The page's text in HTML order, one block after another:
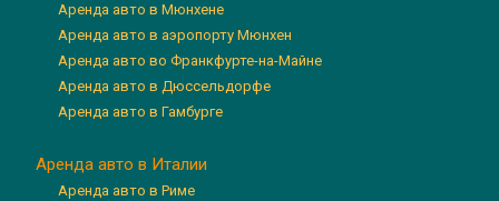
Аренда авто в Мюнхене
Аренда авто в аэропорту Мюнхен
Аренда авто во Франкфурте-на-Майне
Аренда авто в Дюссельдорфе
Аренда авто в Гамбурге
Аренда авто в Италии
Аренда авто в Риме